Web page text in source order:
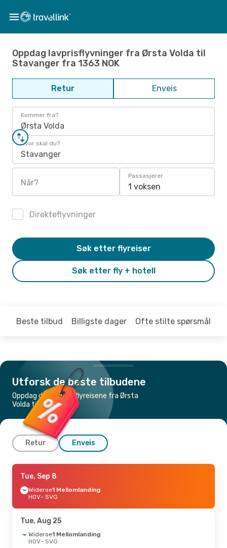
Oppdag lavprisflyvninger fra Ørsta Volda til
Stavanger fra 1363 NOK
Retur Enveis
Kommer fra?
Ørsta Volda
Hvor skal du?
Stavanger
Når?
Passasjerer
1 voksen
Direkteflyvninger
Søk etter fly + hotell
Søk etter flyreiser
Beste tilbud Billigste dager Ofte stilte spørsmål
Utforsk de beste tilbudene
Oppdag de billigste flyreisene fra Ørsta
Volda til Stavanger
Retur Enveis
Sat, Aug 15
Wideroe1 Mellomlanding
HOV- SVG
SVG- HOV
Fri, Oct 16 - Sun, Oct 18
Tue, Sep 8
Wideroe1 Mellomlanding
HOV- SVG
Tue, Aug 25
Wideroe1 Mellomlanding
HOV- SVG